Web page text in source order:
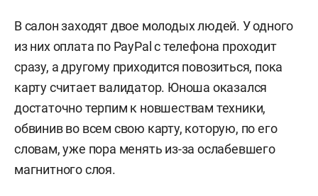
В салон заходят двое молодых людей. У одного
из них оплата по PayPal с телефона проходит
сразу, а другому приходится повозиться, пока
карту считает валидатор. Юноша оказался
достаточно терпим к новшествам техники,
обвинив во всем свою карту, которую, по его
словам, уже пора менять из-за ослабевшего
магнитного слоя.